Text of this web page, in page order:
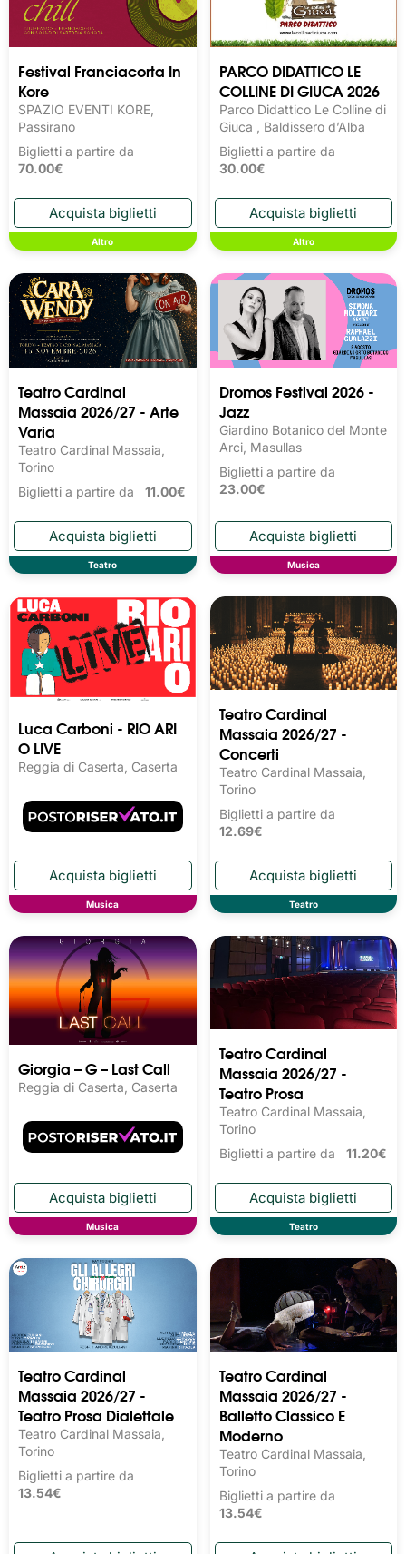
Festival Franciacorta In
Kore
SPAZIO EVENTI KORE,
Passirano
Biglietti a partire da
70.00€
Altro
PARCO DIDATTICO LE
COLLINE DI GIUCA 2026
Parco Didattico Le Colline di
Giuca , Baldissero d’Alba
Biglietti a partire da
30.00€
Altro
Teatro Cardinal
Massaia 2026/27 - Arte
Varia
Teatro Cardinal Massaia,
Torino
Biglietti a partire da 11.00€
Teatro
Dromos Festival 2026 -
Jazz
Giardino Botanico del Monte
Arci, Masullas
Biglietti a partire da
23.00€
Musica
Luca Carboni - RIO ARI
O LIVE
Reggia di Caserta, Caserta
Musica
Teatro Cardinal
Massaia 2026/27 -
Concerti
Teatro Cardinal Massaia,
Torino
Biglietti a partire da
12.69€
Teatro
Giorgia – G – Last Call
Reggia di Caserta, Caserta
Musica
Teatro Cardinal
Massaia 2026/27 -
Teatro Prosa
Teatro Cardinal Massaia,
Torino
Biglietti a partire da 11.20€
Teatro
Teatro Cardinal
Massaia 2026/27 -
Teatro Prosa Dialettale
Teatro Cardinal Massaia,
Torino
Biglietti a partire da
13.54€
Teatro Cardinal
Massaia 2026/27 -
Balletto Classico E
Moderno
Teatro Cardinal Massaia,
Torino
Biglietti a partire da
13.54€